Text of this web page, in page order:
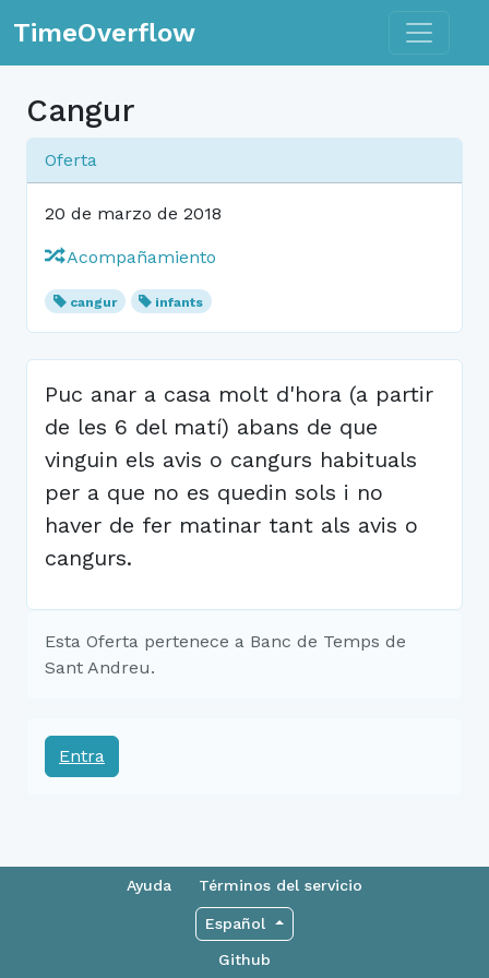
TimeOverflow Toggle
Cangur
Oferta
20 de marzo de 2018
Acompañamiento
cangur infants
Puc anar a casa molt d'hora (a partir
de les 6 del matí) abans de que
vinguin els avis o cangurs habituals
per a que no es quedin sols i no
haver de fer matinar tant als avis o
cangurs.
Esta Oferta pertenece a Banc de Temps de
Sant Andreu.
Entra
Ayuda Términos del servicio
Español
Github